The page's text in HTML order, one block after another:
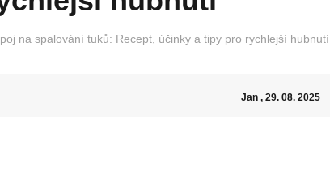
na spalování tuků: Recept, účinky a tipy pro rychlejší hubnutí
Jan, 29. 08. 2025